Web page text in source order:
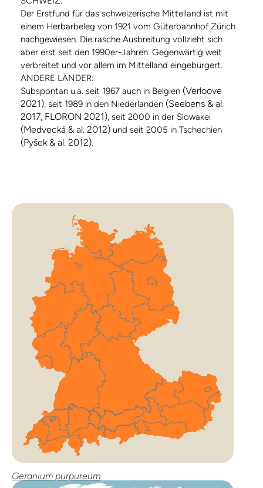
Der Erstfund für das schweizerische Mittelland ist mit
einem Herbarbeleg von 1921 vom Güterbahnhof Zürich
nachgewiesen. Die rasche Ausbreitung vollzieht sich
aber erst seit den 1990er-Jahren. Gegenwärtig weit
verbreitet und vor allem im Mittelland eingebürgert.
ANDERE LÄNDER:
Subspontan u.a. seit 1967 auch in Belgien (Verloove
2021), seit 1989 in den Niederlanden (Seebens & al.
2017, FLORON 2021), seit 2000 in der Slowakei
(Medvecká & al. 2012) und seit 2005 in Tschechien
(Pyšek & al. 2012).
Geranium purpureum